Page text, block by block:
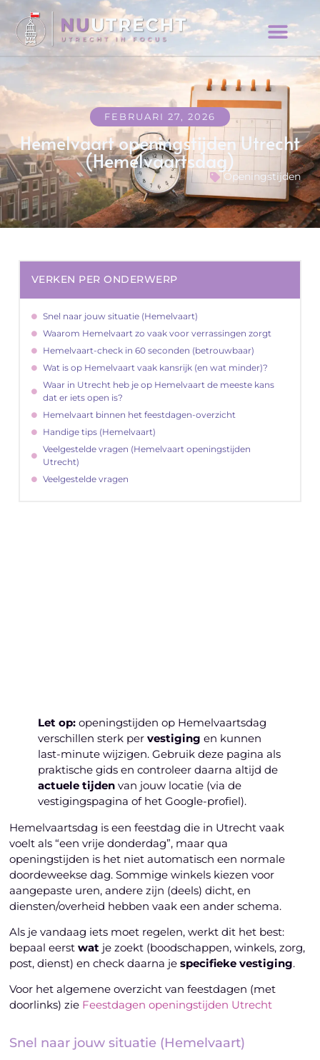
FEBRUARI 27, 2026
Hemelvaart openingstijden Utrecht
(Hemelvaartsdag)
Openingstijden
Let op: openingstijden op Hemelvaartsdag
verschillen sterk pervestiging en kunnen
last-minute wijzigen. Gebruik deze pagina als
praktische gids en controleer daarna altijd de
actuele tijden van jouw locatie (via de
vestigingspagina of het Google-profiel).
Hemelvaartsdag is een feestdag die in Utrecht vaak
voelt als “een vrije donderdag”, maar qua
openingstijden is het niet automatisch een normale
doordeweekse dag. Sommige winkels kiezen voor
aangepaste uren, andere zijn (deels) dicht, en
diensten/overheid hebben vaak een ander schema.
Als je vandaag iets moet regelen, werkt dit het best:
bepaal eerstwat je zoekt (boodschappen, winkels, zorg,
post, dienst) en check daarna jespecifieke vestiging.
Voor het algemene overzicht van feestdagen (met
doorlinks) zie Feestdagen openingstijden Utrecht
Snel naar jouw situatie (Hemelvaart)
VERKEN PER ONDERWERP
Snel naar jouw situatie (Hemelvaart)
Waarom Hemelvaart zo vaak voor verrassingen zorgt
Hemelvaart-check in 60 seconden (betrouwbaar)
Wat is op Hemelvaart vaak kansrijk (en wat minder)?
Waar in Utrecht heb je op Hemelvaart de meeste kans
dat er iets open is?
Hemelvaart binnen het feestdagen-overzicht
Handige tips (Hemelvaart)
Veelgestelde vragen (Hemelvaart openingstijden
Utrecht)
Veelgestelde vragen